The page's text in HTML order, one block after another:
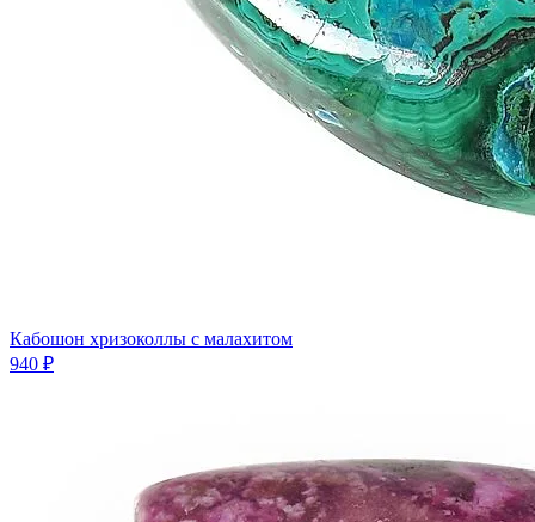
Кабошон хризоколлы с малахитом
940 ₽